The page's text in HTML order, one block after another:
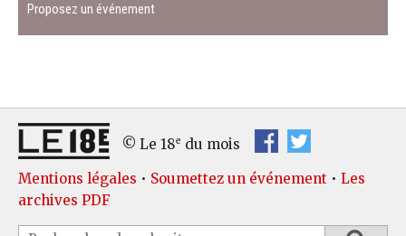
Proposez un événement
© Le 18e du mois
Mentions légales • Soumettez un événement • Les
archives PDF